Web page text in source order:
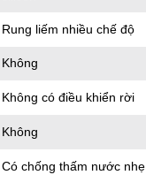
Rung liếm nhiều chế độ
Không
Không có điều khiển rời
Không
Có chống thấm nước nhẹ